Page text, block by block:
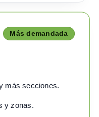
Más demandada
más secciones.
y zonas.